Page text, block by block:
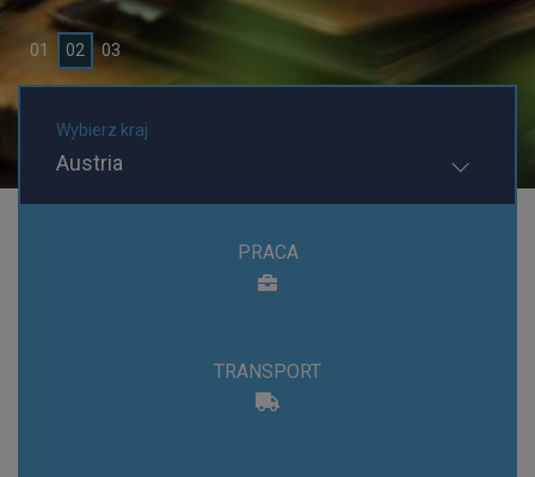
01 02 03
Wybierz kraj
Austria
PRACA
TRANSPORT